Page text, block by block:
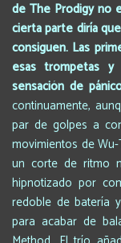
de The Prodigy no
cierta parte diría
consiguen. Las
esas trompetas
sensación de
continuamente,
par de golpes a
movimientos de
un corte de ritmo
hipnotizado por
redoble de batería
para acabar de